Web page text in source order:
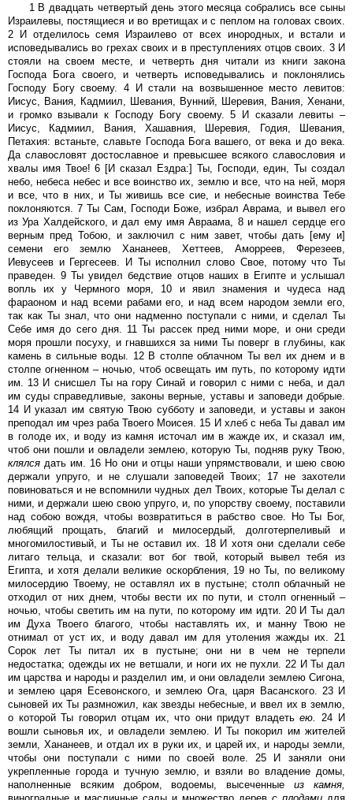
1 В двадцать четвертый день этого месяца собрались все сыны
Израилевы, постящиеся и во вретищах и с пеплом на головах своих.
2 И отделилось семя Израилево от всех инородных, и встали и
исповедывались во грехах своих и в преступлениях отцов своих. 3 И
стояли на своем месте, и четверть дня читали из книги закона
Господа Бога своего, и четверть исповедывались и поклонялись
Господу Богу своему. 4 И стали на возвышенное место левитов:
Иисус, Вания, Кадмиил, Шевания, Вунний, Шеревия, Вания, Хенани,
и громко взывали к Господу Богу своему. 5 И сказали левиты –
Иисус, Кадмиил, Вания, Хашавния, Шеревия, Годия, Шевания,
Петахия: встаньте, славьте Господа Бога вашего, от века и до века.
Да славословят достославное и превысшее всякого славословия и
хвалы имя Твое! 6 [И сказал Ездра:] Ты, Господи, един, Ты создал
небо, небеса небес и все воинство их, землю и все, что на ней, моря
и все, что в них, и Ты живишь все сие, и небесные воинства Тебе
поклоняются. 7 Ты Сам, Господи Боже, избрал Аврама, и вывел его
из Ура Халдейского, и дал ему имя Авраама, 8 и нашел сердце его
верным пред Тобою, и заключил с ним завет, чтобы дать [ему и]
семени его землю Хананеев, Хеттеев, Аморреев, Ферезеев,
Иевусеев и Гергесеев. И Ты исполнил слово Свое, потому что Ты
праведен. 9 Ты увидел бедствие отцов наших в Египте и услышал
вопль их у Чермного моря, 10 и явил знамения и чудеса над
фараоном и над всеми рабами его, и над всем народом земли его,
так как Ты знал, что они надменно поступали с ними, и сделал Ты
Себе имя до сего дня. 11 Ты рассек пред ними море, и они среди
моря прошли посуху, и гнавшихся за ними Ты поверг в глубины, как
камень в сильные воды. 12 В столпе облачном Ты вел их днем и в
столпе огненном – ночью, чтоб освещать им путь, по которому идти
им. 13 И снисшел Ты на гору Синай и говорил с ними с неба, и дал
им суды справедливые, законы верные, уставы и заповеди добрые.
14 И указал им святую Твою субботу и заповеди, и уставы и закон
преподал им чрез раба Твоего Моисея. 15 И хлеб с неба Ты давал им
в голоде их, и воду из камня источал им в жажде их, и сказал им,
чтоб они пошли и овладели землею, которую Ты, подняв руку Твою,
клялся дать им. 16 Но они и отцы наши упрямствовали, и шею свою
держали упруго, и не слушали заповедей Твоих; 17 не захотели
повиноваться и не вспомнили чудных дел Твоих, которые Ты делал с
ними, и держали шею свою упруго, и, по упорству своему, поставили
над собою вождя, чтобы возвратиться в рабство свое. Но Ты Бог,
любящий прощать, благий и милосердый, долготерпеливый и
многомилостивый, и Ты не оставил их. 18 И хотя они сделали себе
литаго тельца, и сказали: вот бог твой, который вывел тебя из
Египта, и хотя делали великие оскорбления, 19 но Ты, по великому
милосердию Твоему, не оставлял их в пустыне; столп облачный не
отходил от них днем, чтобы вести их по пути, и столп огненный –
ночью, чтобы светить им на пути, по которому им идти. 20 И Ты дал
им Духа Твоего благого, чтобы наставлять их, и манну Твою не
отнимал от уст их, и воду давал им для утоления жажды их. 21
Сорок лет Ты питал их в пустыне; они ни в чем не терпели
недостатка; одежды их не ветшали, и ноги их не пухли. 22 И Ты дал
им царства и народы и разделил им, и они овладели землею Сигона,
и землею царя Есевонского, и землею Ога, царя Васанского. 23 И
сыновей их Ты размножил, как звезды небесные, и ввел их в землю,
о которой Ты говорил отцам их, что они придут владеть ею.
24 И
вошли сыновья их, и овладели землею. И Ты покорил им жителей
земли, Хананеев, и отдал их в руки их, и царей их, и народы земли,
чтобы они поступали с ними по своей воле. 25 И заняли они
укрепленные города и тучную землю, и взяли во владение домы,
наполненные всяким добром, водоемы, высеченные из
камня,